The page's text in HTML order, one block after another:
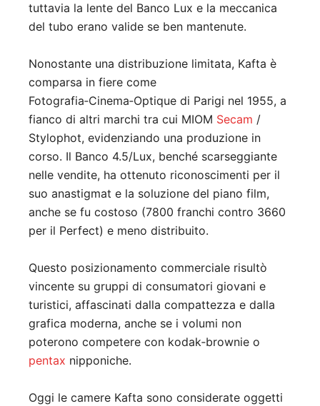
tuttavia la lente del Banco Lux e la meccanica
del tubo erano valide se ben mantenute.
Nonostante una distribuzione limitata, Kafta è
comparsa in fiere come
Fotografia‑Cinema‑Optique di Parigi nel 1955, a
fianco di altri marchi tra cui MIOM Secam /
Stylophot, evidenziando una produzione in
corso. Il Banco 4.5/Lux, benché scarseggiante
nelle vendite, ha ottenuto riconoscimenti per il
suo anastigmat e la soluzione del piano film,
anche se fu costoso (7800 franchi contro 3660
per il Perfect) e meno distribuito.
Questo posizionamento commerciale risultò
vincente su gruppi di consumatori giovani e
turistici, affascinati dalla compattezza e dalla
grafica moderna, anche se i volumi non
poterono competere con kodak‑brownie o
pentax nipponiche.
Oggi le camere Kafta sono considerate oggetti